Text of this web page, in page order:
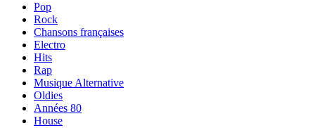
Pop
Rock
Chansons françaises
Electro
Hits
Rap
Musique Alternative
Oldies
Années 80
House